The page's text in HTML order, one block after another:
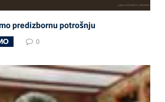
predizbornu potrošnju
0